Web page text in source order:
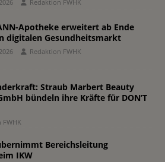
Redaktion FWHK
Apotheke erweitert ab Ende
digitalen Gesundheitsmarkt
Redaktion FWHK
Straub Marbert Beauty
bündeln ihre Kräfte für DON’T
Bereichsleitung
IKW